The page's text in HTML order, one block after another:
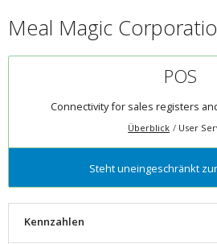
Meal Magic
POS
Connectivity for sales registers
Überblick User
Steht uneingeschränkt
Kennzahlen